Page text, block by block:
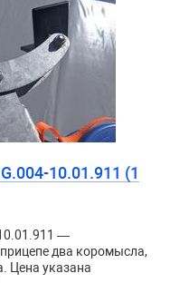
10.01.911 (1
—
два коромысла,
Цена указана